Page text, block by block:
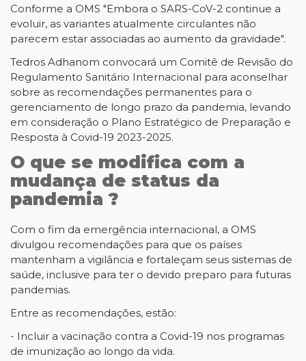
Conforme a OMS "Embora o SARS-CoV-2 continue a
evoluir, as variantes atualmente circulantes não
parecem estar associadas ao aumento da gravidade".
Tedros Adhanom convocará um Comitê de Revisão do
Regulamento Sanitário Internacional para aconselhar
sobre as recomendações permanentes para o
gerenciamento de longo prazo da pandemia, levando
em consideração o Plano Estratégico de Preparação e
Resposta à Covid-19 2023-2025.
O que se modifica com a
mudança de status da
pandemia ?
Com o fim da emergência internacional, a OMS
divulgou recomendações para que os países
mantenham a vigilância e fortaleçam seus sistemas de
saúde, inclusive para ter o devido preparo para futuras
pandemias.
Entre as recomendações, estão:
- Incluir a vacinação contra a Covid-19 nos programas
de imunização ao longo da vida.